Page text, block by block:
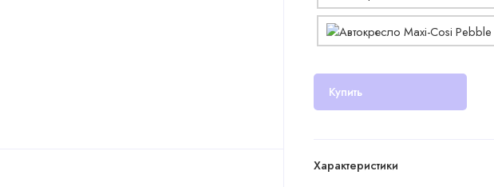
Купить
Характеристики